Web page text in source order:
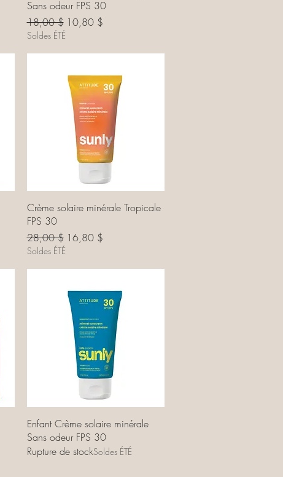
Sans odeur FPS 30
Prix original
18,00 $ Prix promotionnel
10,80 $
Soldes ÉTÉ
Aperçu rapide
Crème solaire minérale Tropicale
FPS 30
Prix original
28,00 $ Prix promotionnel
16,80 $
Soldes ÉTÉ
Aperçu rapide
Enfant Crème solaire minérale
Sans odeur FPS 30
Rupture de stockSoldes ÉTÉ